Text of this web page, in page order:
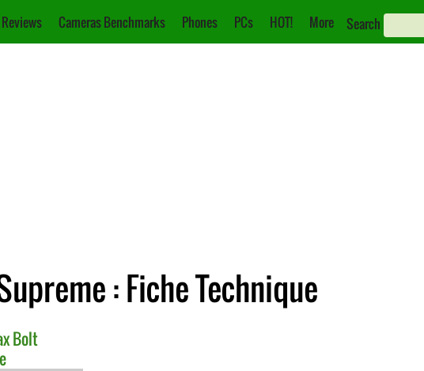
Reviews Cameras Benchmarks Phones PCs HOT! More Search
: Fiche Technique
Bolt